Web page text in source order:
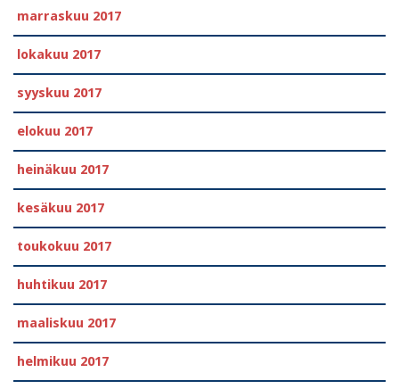
marraskuu 2017
lokakuu 2017
syyskuu 2017
elokuu 2017
heinäkuu 2017
kesäkuu 2017
toukokuu 2017
huhtikuu 2017
maaliskuu 2017
helmikuu 2017